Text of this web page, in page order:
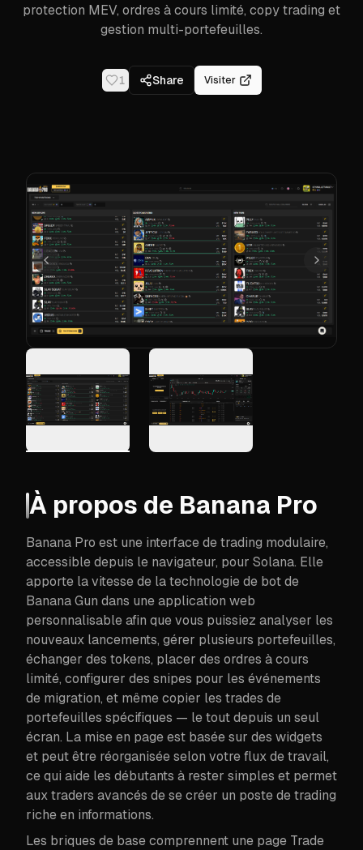
protection MEV, ordres à cours limité, copy trading et
gestion multi-portefeuilles.
1 Share Visiter
Précédent Suivant
À propos de Banana Pro
Banana Pro est une interface de trading modulaire,
accessible depuis le navigateur, pour Solana. Elle
apporte la vitesse de la technologie de bot de
Banana Gun dans une application web
personnalisable afin que vous puissiez analyser les
nouveaux lancements, gérer plusieurs portefeuilles,
échanger des tokens, placer des ordres à cours
limité, configurer des snipes pour les événements
de migration, et même copier les trades de
portefeuilles spécifiques — le tout depuis un seul
écran. La mise en page est basée sur des widgets
et peut être réorganisée selon votre flux de travail,
ce qui aide les débutants à rester simples et permet
aux traders avancés de se créer un poste de trading
riche en informations.
Les briques de base comprennent une page Trade